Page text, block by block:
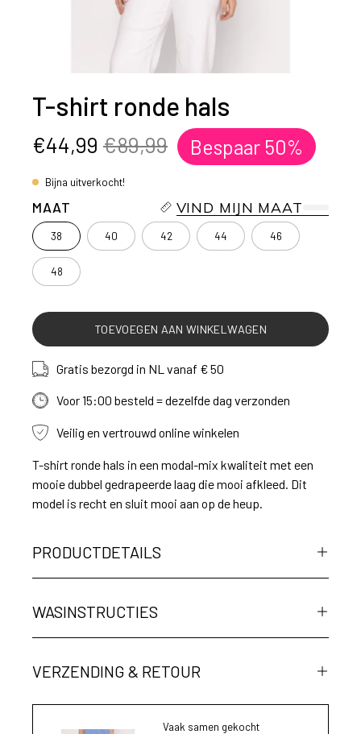
T-shirt ronde hals
€44,99 €89,99 Bespaar 50%
Bijna uitverkocht!
MAAT VIND MIJN MAAT
38 40 42 44 46
48
TOEVOEGEN AAN WINKELWAGEN
Gratis bezorgd in NL vanaf € 50
Voor 15:00 besteld = dezelfde dag verzonden
Veilig en vertrouwd online winkelen
T-shirt ronde hals in een modal-mix kwaliteit met een
mooie dubbel gedrapeerde laag die mooi afkleed. Dit
model is recht en sluit mooi aan op de heup.
PRODUCTDETAILS
WASINSTRUCTIES
VERZENDING & RETOUR
Vaak samen gekocht